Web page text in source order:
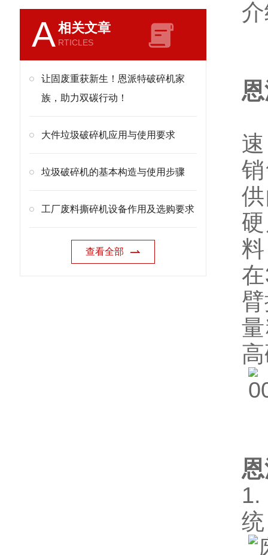
A相关文章
RTICLES
让固废重获新生！恩派特破碎机家
族，助力双碳行动！
大件垃圾破碎机应用与使用要求
垃圾破碎机的基本构造与使用步骤
工厂废料撕碎机设备作用及选购要求
查看全部
1.